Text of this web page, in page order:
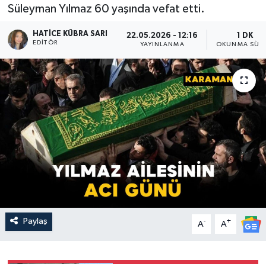
Süleyman Yılmaz 60 yaşında vefat etti.
HATICE KÜBRA SARI
EDITÖR
22.05.2026 - 12:16
YAYINLANMA
1 DK
OKUNMA
Paylaş A- A+